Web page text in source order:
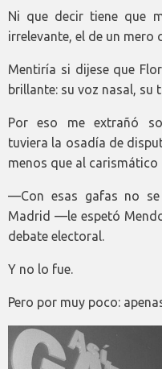
Ni que decir tiene que
irrelevante, el de un
Mentiría si dijese que
brillante: su voz nasal, su
Por eso me extrañó
tuviera la osadía de
menos que al carismático
—Con esas gafas no se
Madrid —le espetó
debate electoral.
Y no lo fue.
Pero por muy poco: